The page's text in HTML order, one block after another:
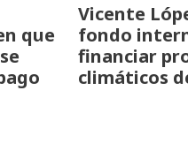
que
Vicente
fondo
financiar
climáticos